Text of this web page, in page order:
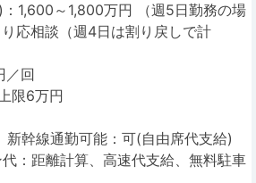
1,600～1,800万円 （週5日勤務の場
応相談（週4日は割り戻しで計
／回
限6万円
幹線通勤可能：可(自由席代支給)
：距離計算、高速代支給、無料駐車